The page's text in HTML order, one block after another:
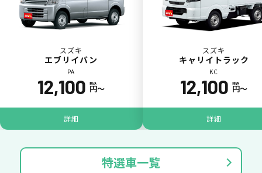
パンク ガラス破損
スズキ
エブリイバン
PA
12,100 税込
円〜
詳細
スズキ
キャリイトラック
KC
12,100 税込
円〜
詳細
特選車一覧